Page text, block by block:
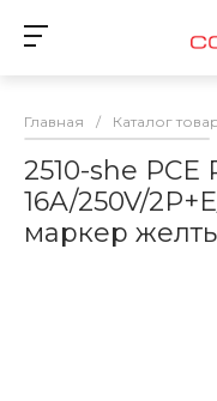
Главная / Каталог
2510-she PCE
16A/250V/
маркер